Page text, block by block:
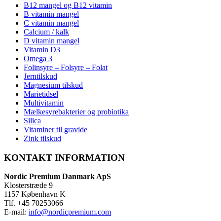
B12 mangel og B12 vitamin
B vitamin mangel
C vitamin mangel
Calcium / kalk
D vitamin mangel
Vitamin D3
Omega 3
Folinsyre – Folsyre – Folat
Jerntilskud
Magnesium tilskud
Marietidsel
Multivitamin
Mælkesyrebakterier og probiotika
Silica
Vitaminer til gravide
Zink tilskud
KONTAKT INFORMATION
Nordic Premium Danmark ApS
Klosterstræde 9
1157 København K
Tlf. +45 70253066
E-mail: info@nordicpremium.com